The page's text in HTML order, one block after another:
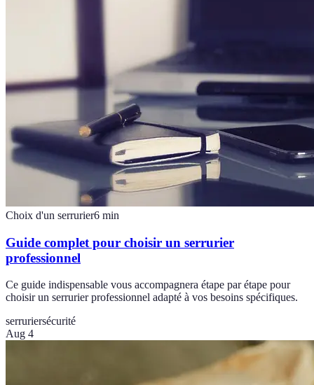
Choix d'un serrurier6 min
Guide complet pour choisir un serrurier
professionnel
Ce guide indispensable vous accompagnera étape par étape pour
choisir un serrurier professionnel adapté à vos besoins spécifiques.
serruriersécurité
Aug 4